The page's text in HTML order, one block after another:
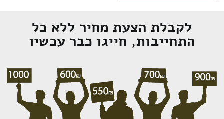
לקבלת הצעת מחיר ללא כל
התחייבות, חייגו כבר עכשיו